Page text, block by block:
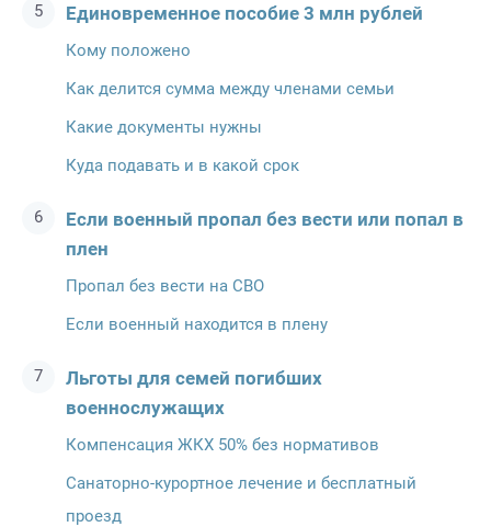
Единовременное пособие 3 млн рублей
Кому положено
Как делится сумма между членами семьи
Какие документы нужны
Куда подавать и в какой срок
Если военный пропал без вести или попал в
плен
Пропал без вести на СВО
Если военный находится в плену
Льготы для семей погибших
военнослужащих
Компенсация ЖКХ 50% без нормативов
Санаторно-курортное лечение и бесплатный
проезд